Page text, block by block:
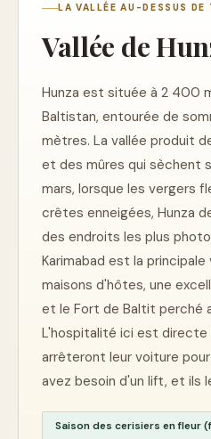
LA VALLÉE AU-DESSUS DE
Vallée de
Hunza est située à 2 400
Baltistan, entourée de
mètres. La vallée produit
et des mûres qui sèchent
mars, lorsque les vergers
crêtes enneigées, Hunza
des endroits les plus
Karimabad est la
maisons d'hôtes, une
et le Fort de Baltit perché
L'hospitalité ici est directe
arrêteront leur voiture pour
avez besoin d'un lift, et ils
Saison des cerisiers en fleur